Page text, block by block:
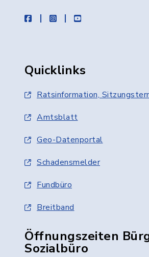
facebookinstagramyoutube
Quicklinks
Ratsinformation,
Amtsblatt
Geo-Datenportal
Schadensmelder
Fundbüro
Breitband
Öffnungszeiten
Sozialbüro